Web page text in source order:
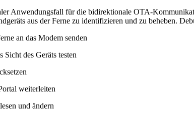
Anwendungsfall für die bidirektionale OTA-
aus der Ferne zu identifizieren und zu beheben.
an das Modem senden
Sicht des Geräts testen
weiterleiten
und ändern